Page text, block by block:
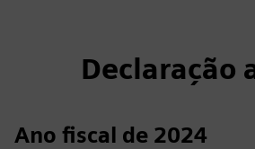
Declaração
Ano fiscal de 2024